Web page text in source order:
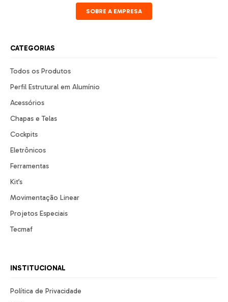
SOBRE A EMPRESA
CATEGORIAS
Todos os Produtos
Perfil Estrutural em Alumínio
Acessórios
Chapas e Telas
Cockpits
Eletrônicos
Ferramentas
Kit’s
Movimentação Linear
Projetos Especiais
Tecmaf
INSTITUCIONAL
Política de Privacidade